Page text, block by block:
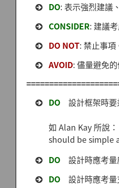
DO: 表示強烈建議
CONSIDER: 建議
DO NOT: 禁止事項
AVOID: 儘量避免的
DO設計框架時要
如 Alan Kay 所說
should be simple
DO設計時應考量
DO設計時應考量